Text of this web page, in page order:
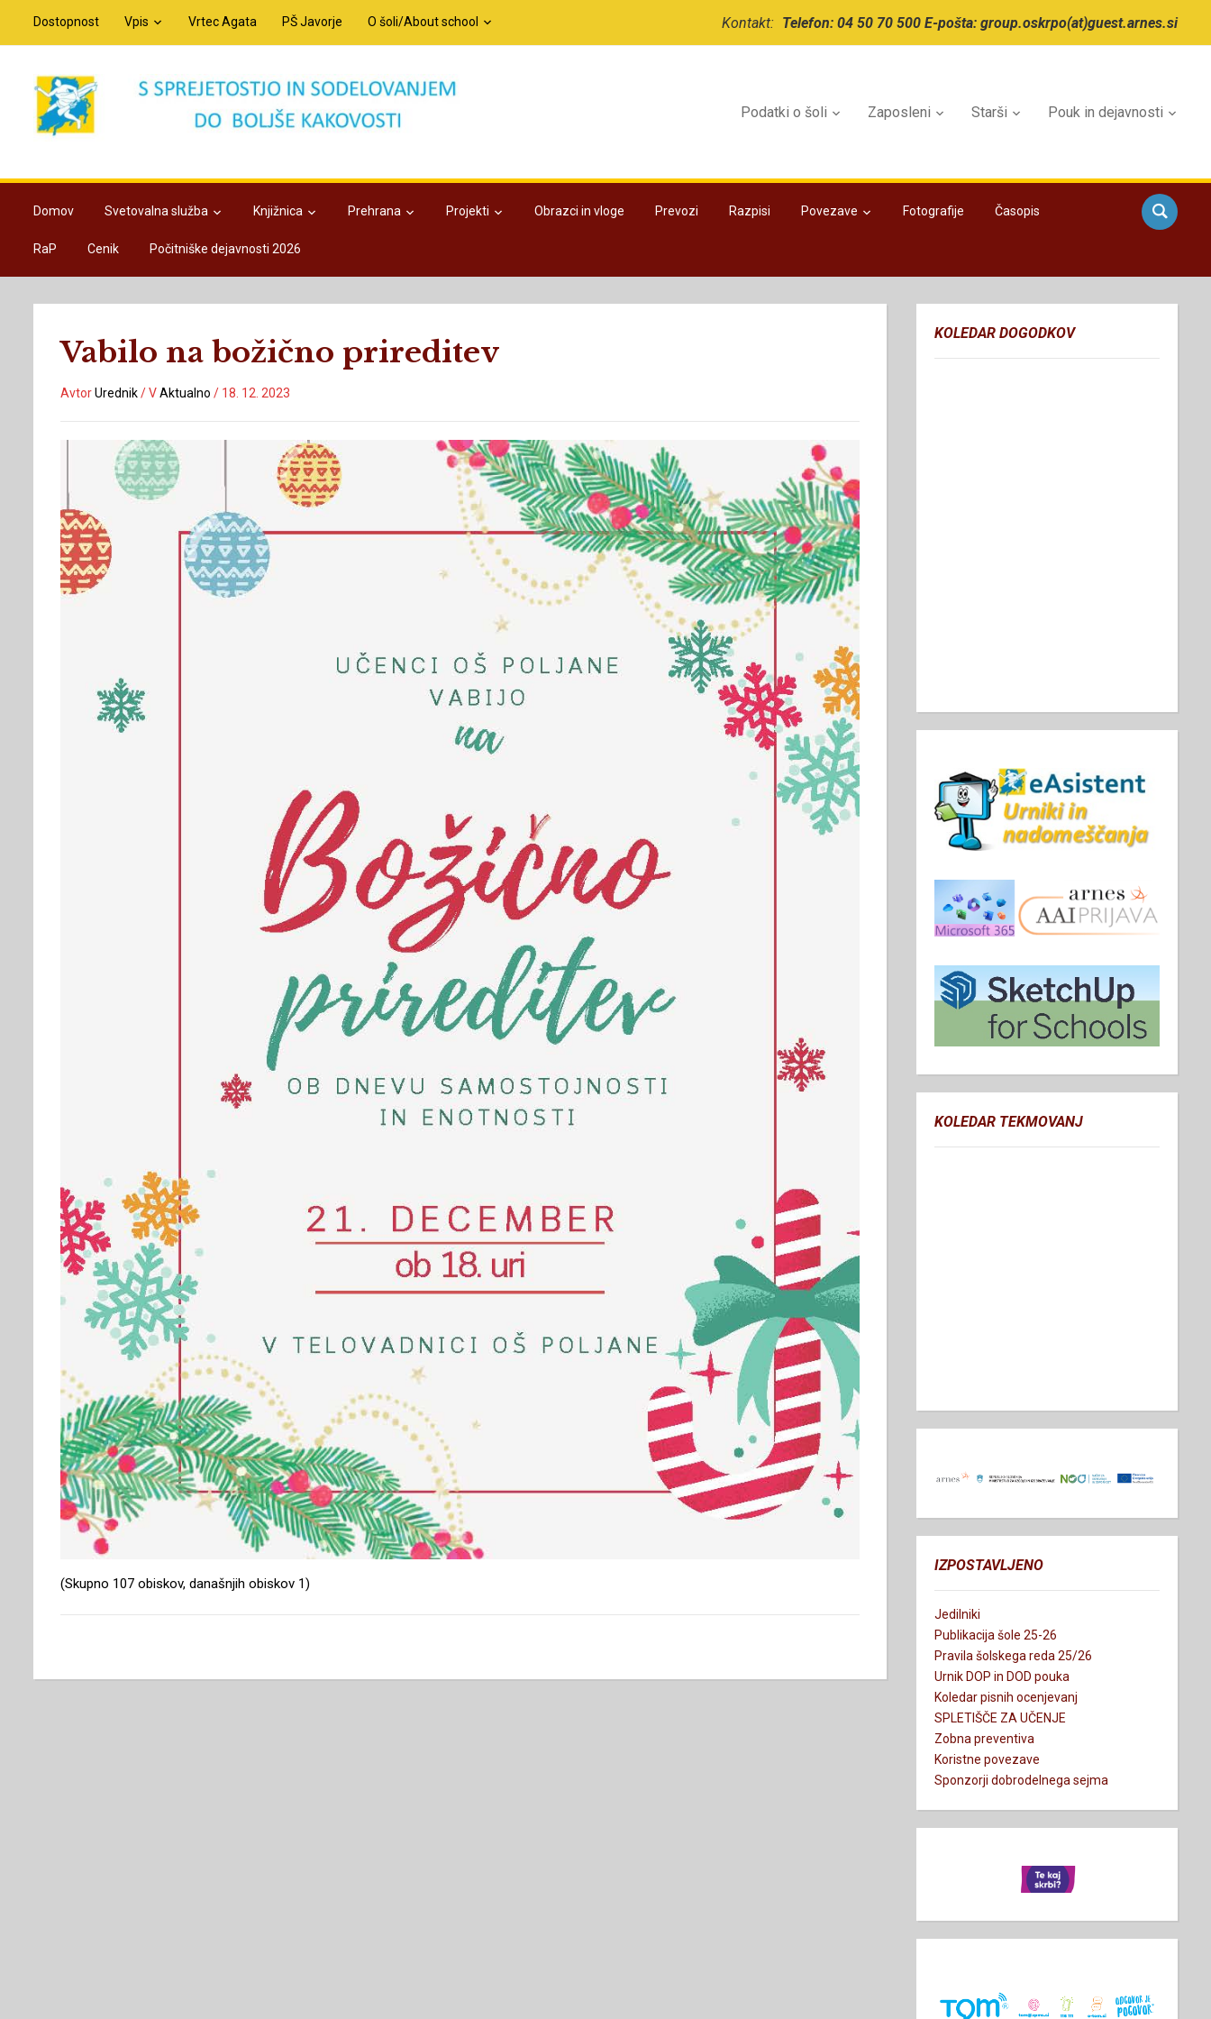
Dostopnost Vpis Vrtec Agata PŠ Javorje O šoli/About school Kontakt: Telefon: 04 50 70 500 E-pošta: group.oskrpo(at)guest.arnes.si
Podatki o šoli Zaposleni Starši Pouk in dejavnosti
Domov Svetovalna služba Knjižnica Prehrana Projekti Obrazci in vloge Prevozi Razpisi Povezave Fotografije Časopis
RaP Cenik Počitniške dejavnosti 2026
Vabilo na božično prireditev
AvtorUrednik/VAktualno / 18. 12. 2023
(Skupno 107 obiskov, današnjih obiskov 1)
KOLEDAR DOGODKOV
KOLEDAR TEKMOVANJ
IZPOSTAVLJENO
Jedilniki
Publikacija šole 25-26
Pravila šolskega reda 25/26
Urnik DOP in DOD pouka
Koledar pisnih ocenjevanj
SPLETIŠČE ZA UČENJE
Zobna preventiva
Koristne povezave
Sponzorji dobrodelnega sejma